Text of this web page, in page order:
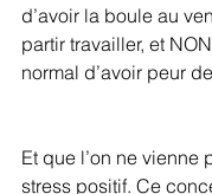
d’avoir la boule au
partir travailler, et
normal d’avoir peur
Et que l’on ne vienne
stress positif. Ce